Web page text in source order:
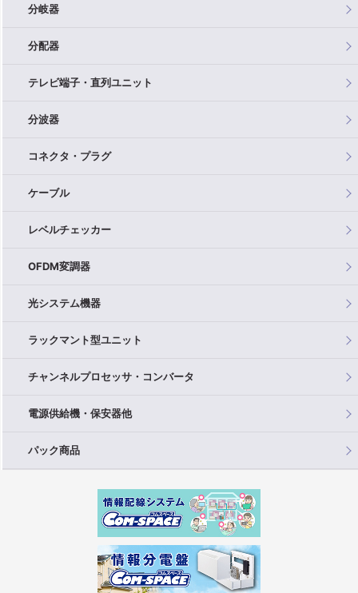
分岐器
分配器
テレビ端子・直列ユニット
分波器
コネクタ・プラグ
ケーブル
レベルチェッカー
OFDM変調器
光システム機器
ラックマント型ユニット
チャンネルプロセッサ・コンバータ
電源供給機・保安器他
パック商品